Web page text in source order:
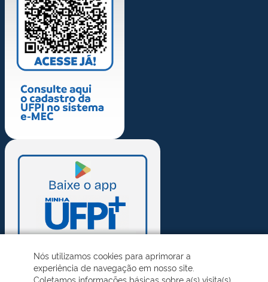
Nós utilizamos cookies para aprimorar a
experiência de navegação em nosso site.
Coletamos informações básicas sobre a(s) visita(s)